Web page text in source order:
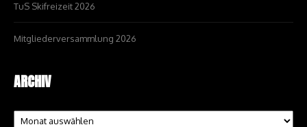
TuS Skifreizeit 2026
Mitgliederversammlung 2026
ARCHIV
Archiv